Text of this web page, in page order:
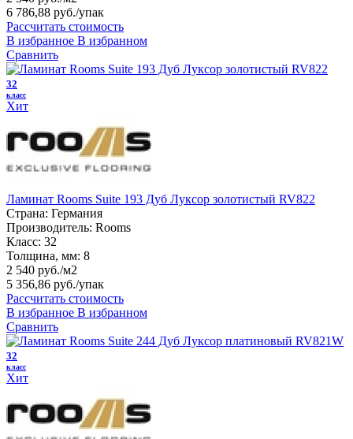
6 786,88 руб./упак
Рассчитать стоимость
В избранное В избранном
Сравнить
32
класс
Хит
Ламинат Rooms Suite 193 Дуб Луксор золотистый RV822
Страна: Германия
Производитель: Rooms
Класс: 32
Толщина, мм: 8
2 540 руб./м2
5 356,86 руб./упак
Рассчитать стоимость
В избранное В избранном
Сравнить
32
класс
Хит